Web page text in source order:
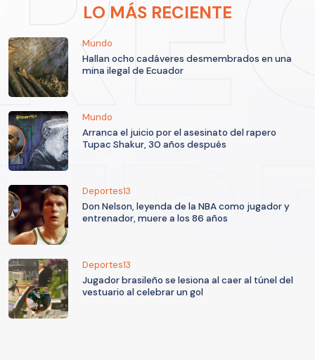
LO MÁS RECIENTE
Mundo
Hallan ocho cadáveres desmembrados en una
mina ilegal de Ecuador
Mundo
Arranca el juicio por el asesinato del rapero
Tupac Shakur, 30 años después
Deportes13
Don Nelson, leyenda de la NBA como jugador y
entrenador, muere a los 86 años
Deportes13
Jugador brasileño se lesiona al caer al túnel del
vestuario al celebrar un gol